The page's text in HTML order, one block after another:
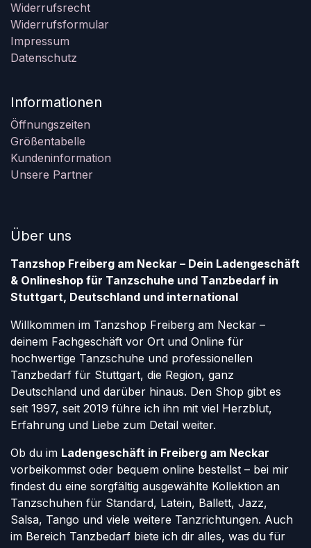
Widerrufsrecht
Widerrufsformular
Impressum
Datenschutz
Informationen
Öffnungszeiten
Größentabelle
Kundeninformation
Unsere Partner
Über uns
Tanzshop Freiberg am Neckar – Dein Ladengeschäft
& Onlineshop für Tanzschuhe und Tanzbedarf in
Stuttgart, Deutschland und international
Willkommen im Tanzshop Freiberg am Neckar –
deinem Fachgeschäft vor Ort und Online für
hochwertige Tanzschuhe und professionellen
Tanzbedarf für Stuttgart, die Region, ganz
Deutschland und darüber hinaus. Den Shop gibt es
seit 1997, seit 2019 führe ich ihn mit viel Herzblut,
Erfahrung und Liebe zum Detail weiter.
Ob du im Ladengeschäft in Freiberg am Neckar
vorbeikommst oder bequem online bestellst – bei mir
findest du eine sorgfältig ausgewählte Kollektion an
Tanzschuhen für Standard, Latein, Ballett, Jazz,
Salsa, Tango und viele weitere Tanzrichtungen. Auch
im Bereich Tanzbedarf biete ich dir alles, was du für